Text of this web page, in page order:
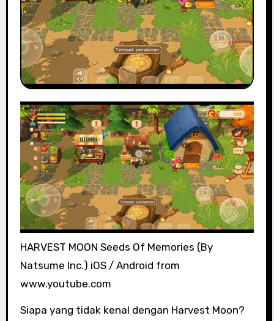
HARVEST MOON Seeds Of Memories (By
Natsume Inc.) iOS / Android from
www.youtube.com
Siapa yang tidak kenal dengan Harvest Moon?